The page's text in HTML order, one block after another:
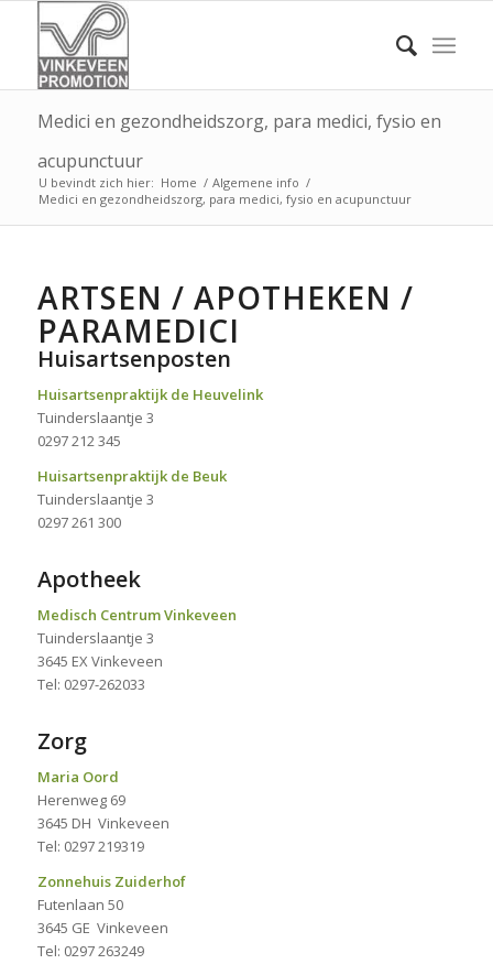
Medici en gezondheidszorg, para medici, fysio en
acupunctuur
U bevindt zich hier: Home / Algemene info /
Medici en gezondheidszorg, para medici, fysio en acupunctuur
ARTSEN / APOTHEKEN /
PARAMEDICI
Huisartsenposten
Huisartsenpraktijk de Heuvelink
Tuinderslaantje 3
0297 212 345
Huisartsenpraktijk de Beuk
Tuinderslaantje 3
0297 261 300
Apotheek
Medisch Centrum Vinkeveen
Tuinderslaantje 3
3645 EX Vinkeveen
Tel: 0297-262033
Zorg
Maria Oord
Herenweg 69
3645 DH Vinkeveen
Tel: 0297 219319
Zonnehuis Zuiderhof
Futenlaan 50
3645 GE Vinkeveen
Tel: 0297 263249